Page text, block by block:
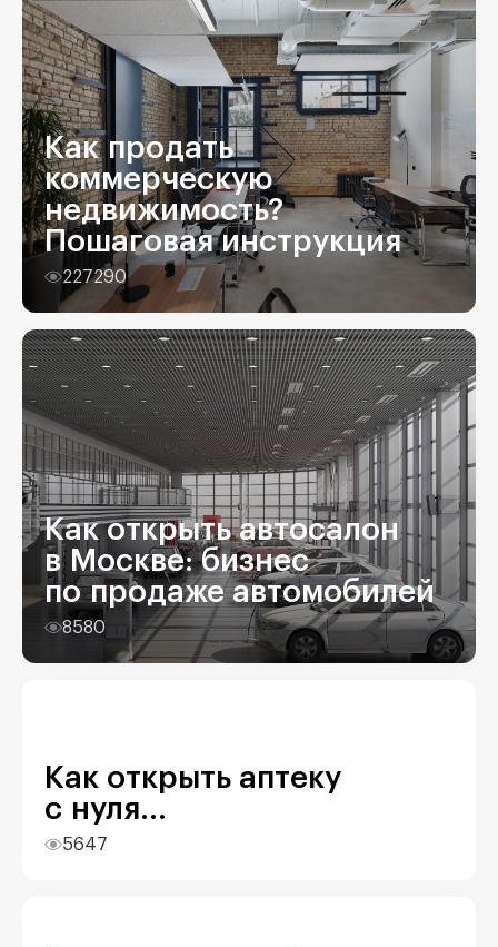
Как продать
коммерческую
недвижимость?
Пошаговая инструкция
227290
Как открыть автосалон
в Москве: бизнес
по продаже автомобилей
8580
Как открыть аптеку
с нуля...
5647